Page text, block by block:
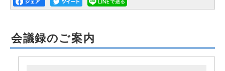
会議録のご案内